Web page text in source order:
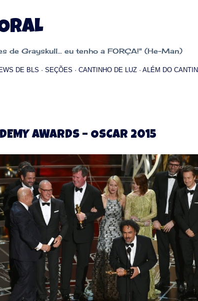
de Grayskull... eu tenho a FORÇA!" (He-Man)
DE BLS SEÇÕES CANTINHO DE LUZ ALÉM DO
AWARDS – OSCAR 2015